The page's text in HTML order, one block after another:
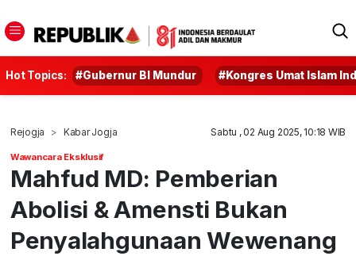
Hot Topics: #Gubernur BI Mundur #Kongres Umat Islam
Rejogja Kabar Jogja Sabtu , 02 Aug 2025, 10:18 WIB
Wawancara Eksklusif
Mahfud MD: Pemberian
Abolisi & Amensti Bukan
Penyalahgunaan Wewenang